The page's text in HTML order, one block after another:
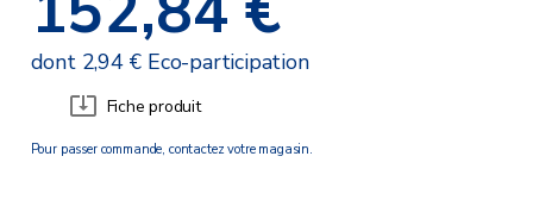
dont 2,94 € Eco-participation
Fiche produit
Pour passer commande, contactez votre magasin.